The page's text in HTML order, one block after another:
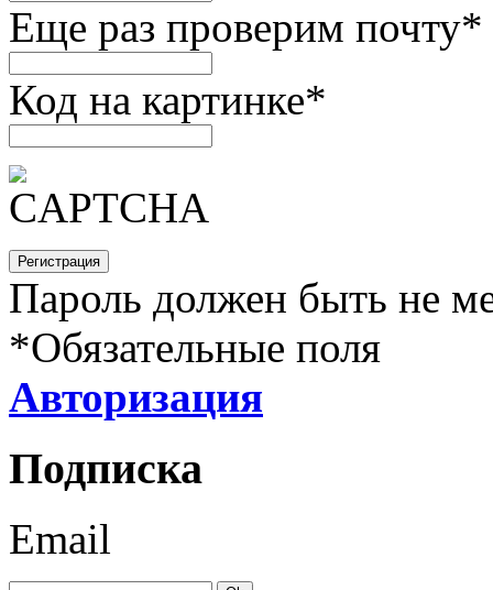
Еще раз проверим почту*
Код на картинке*
Пароль должен быть не
*Обязательные поля
Авторизация
Подписка
Email